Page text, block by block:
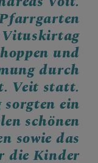
Vituskirtag
und
durch
Veit statt.
ein
schönen
sowie das
die Kinder